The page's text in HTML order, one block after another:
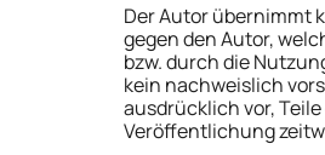
Der Autor übernimmt
gegen den Autor,
bzw. durch die
kein nachweislich
ausdrücklich vor,
Veröffentlichung